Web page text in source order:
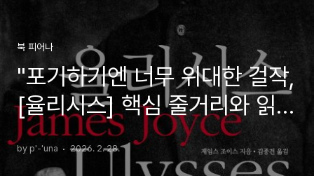
북 피어나
"포기하기엔 너무 위대한 걸작,
[율리시스] 핵심 줄거리와 읽는
법 가이드"
by p'-'una 2026. 2. 28.